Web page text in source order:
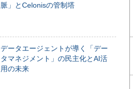
脈」とCelonisの管制塔
データエージェントが導く「デー
タマネジメント」の民主化とAI活
用の未来